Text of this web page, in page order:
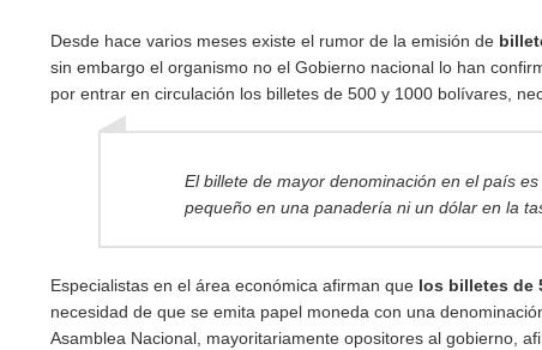
Desde hace varios meses existe el rumor de la emisión de
sin embargo el organismo no el Gobierno nacional lo han
por entrar en circulación los billetes de 500 y 1000 bolívares,
El billete de mayor denominación en el país
pequeño en una panadería ni un dólar en la
Especialistas en el área económica afirman que los billetes de
necesidad de que se emita papel moneda con una
Asamblea Nacional, mayoritariamente opositores al gobierno,